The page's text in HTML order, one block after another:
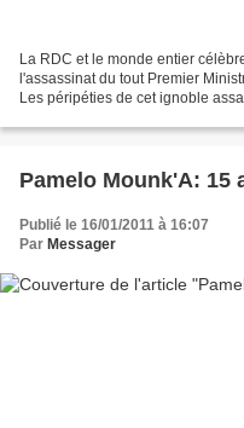
La RDC et le monde entier
l'assassinat du tout Premier
Les péripéties de cet ignoble
Pamelo Mounk'A: 15
Publié le 16/01/2011 à 16:07
Par Messager